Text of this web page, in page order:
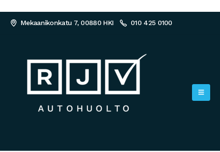
Mekaanikonkatu 7, 00880 HKI 010 425 0100